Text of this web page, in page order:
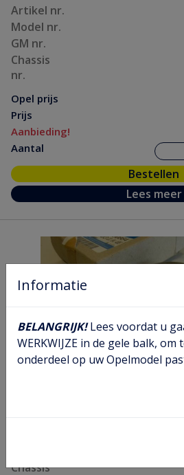
Artikel nr.
Model nr.
GM nr.
Chassis
nr.
Opel prijs
Prijs
Aanbieding!
Aantal
Bestellen
Lees meer
Chassis
Informatie
BELANGRIJK!Lees voordat u
WERKWIJZE in de gele balk,
onderdeel op uw Opelmodel